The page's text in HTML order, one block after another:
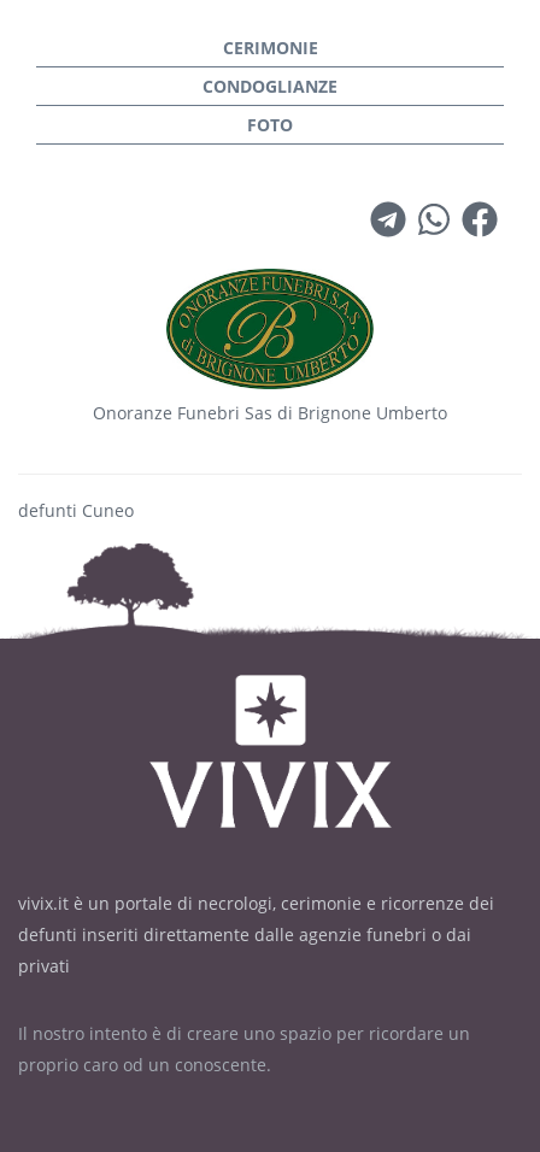
Onoranze Funebri Sas di Brignone Umberto
defunti Cuneo
vivix.it è un portale di necrologi, cerimonie e ricorrenze dei
defunti inseriti direttamente dalle agenzie funebri o dai
privati
Il nostro intento è di creare uno spazio per ricordare un
proprio caro od un conoscente.